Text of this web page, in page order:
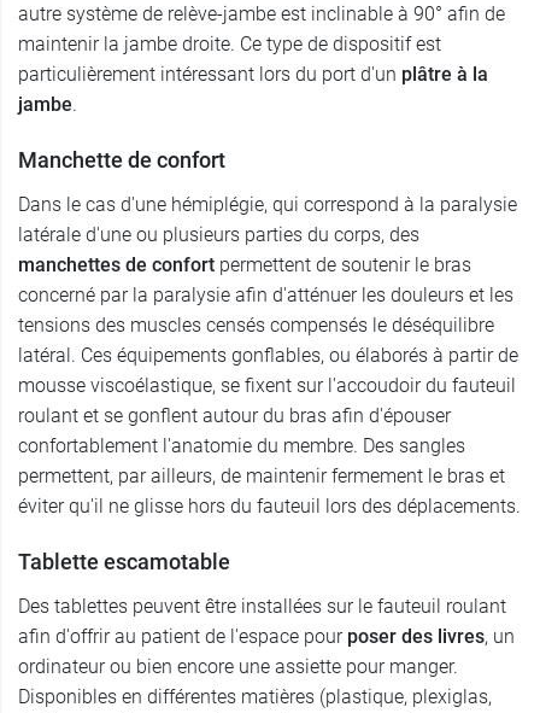
autre système de relève-jambe est inclinable à 90° afin de
maintenir la jambe droite. Ce type de dispositif est
particulièrement intéressant lors du port d'un plâtre à la
jambe.
Manchette de confort
Dans le cas d'une hémiplégie, qui correspond à la paralysie
latérale d'une ou plusieurs parties du corps, des
manchettes de confort permettent de soutenir le bras
concerné par la paralysie afin d'atténuer les douleurs et les
tensions des muscles censés compensés le déséquilibre
latéral. Ces équipements gonflables, ou élaborés à partir de
mousse viscoélastique, se fixent sur l'accoudoir du fauteuil
roulant et se gonflent autour du bras afin d'épouser
confortablement l'anatomie du membre. Des sangles
permettent, par ailleurs, de maintenir fermement le bras et
éviter qu'il ne glisse hors du fauteuil lors des déplacements.
Tablette escamotable
Des tablettes peuvent être installées sur le fauteuil roulant
afin d'offrir au patient de l'espace pour poser des livres, un
ordinateur ou bien encore une assiette pour manger.
Disponibles en différentes matières (plastique, plexiglas,